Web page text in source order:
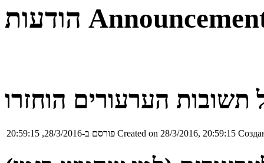
הודעות
תשובות הערעורים הוחזרו
פורסם ב-28/3/2016, 20:59:15 Created on 28/3/2016, 20:59:15